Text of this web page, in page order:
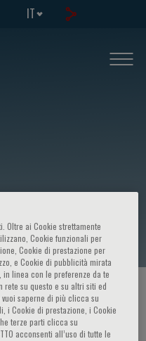
IT
/ RELATORE
Oltre ai Cookie strettamente
Cookie funzionali per
Cookie di prestazione per
e Cookie di pubblicità mirata
linea con le preferenze da te
rete su questo e su altri siti ed
saperne di più clicca su
i Cookie di prestazione, i Cookie
terze parti clicca su
acconsenti all’uso di tutte le